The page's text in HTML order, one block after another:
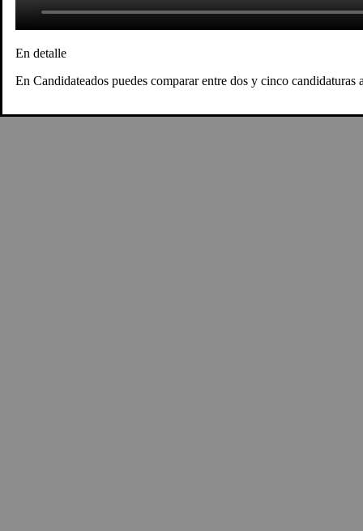
En detalle
En Candidateados puedes comparar entre dos y cinco